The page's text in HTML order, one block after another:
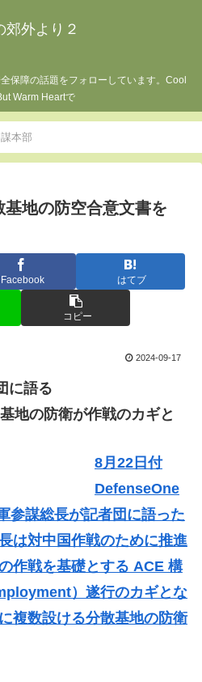
郊外より２
保障の話題をフォローしています。Cool
Warm Heartで
本部
地の防空合意文書を
Facebook はてブ
コピー
2024-09-17
に語る
地の防衛が作戦のカギと
8月22日付
DefenseOne
参謀総長が記者団に語った
は対中国作戦のために推進
作戦を基礎とする ACE 構
）遂行のカギとな
複数設ける分散基地の防衛